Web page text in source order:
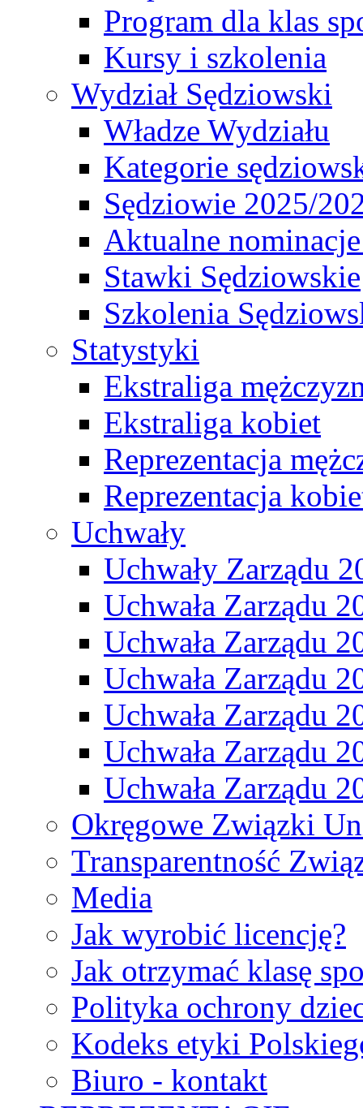
Program dla klas
Kursy i szkolenia
Wydział Sędziowski
Władze Wydziału
Kategorie
Sędziowie 2025/
Aktualne
Stawki Sędziowskie
Szkolenia
Statystyki
Ekstraliga
Ekstraliga kobiet
Reprezentacja
Reprezentacja
Uchwały
Uchwały Zarządu
Uchwała Zarządu
Uchwała Zarządu
Uchwała Zarządu
Uchwała Zarządu
Uchwała Zarządu
Uchwała Zarządu
Okręgowe Związki
Transparentność
Media
Jak wyrobić licencję?
Jak otrzymać klasę
Polityka ochrony
Kodeks etyki
Biuro - kontakt